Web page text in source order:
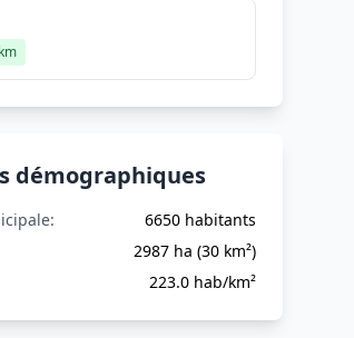
démographiques
6650 habitants
2987 ha (30 km²)
223.0 hab/km²